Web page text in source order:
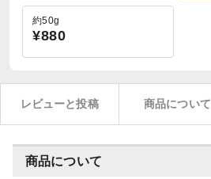
約50g
¥880
レビューと投稿 商品について
商品について